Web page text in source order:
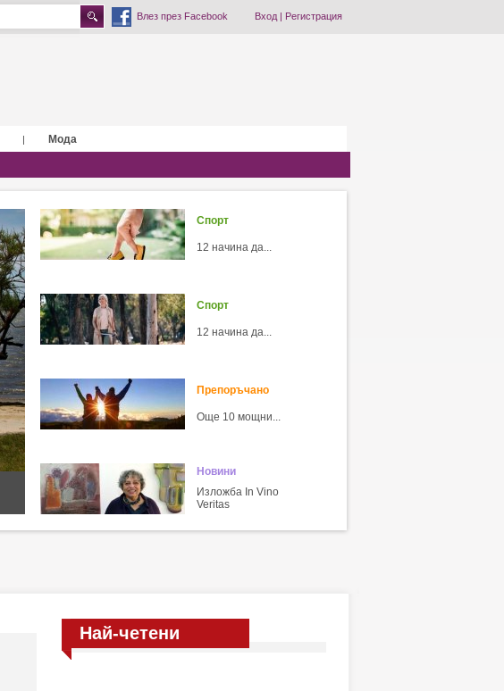
Влез през Facebook Вход| Регистрация
| Мода
Спорт
12 начина да...
Спорт
12 начина да...
Препоръчано
Още 10 мощни...
Новини
Изложба In Vino
Veritas
Най-четени